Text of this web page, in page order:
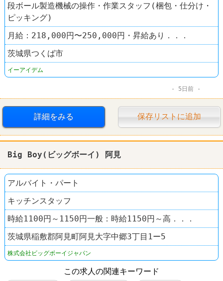
段ボール製造機械の操作・作業スタッフ(梱包・仕分け・
ピッキング)
月給：218,000円〜250,000円・昇給あり．．．
茨城県つくば市
イーアイデム
5日前
詳細をみる 保存リストに追加
Big Boy(ビッグボーイ) 阿見
アルバイト・パート
キッチンスタッフ
時給1100円～1150円一般：時給1150円～高．．．
茨城県稲敷郡阿見町阿見大字中郷3丁目1ー5
株式会社ビッグボーイジャパン
この求人の関連キーワード